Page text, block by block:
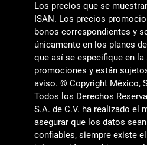
Los precios que se
ISAN. Los precios
bonos correspondientes y
únicamente en los planes
que así se especifique en la
promociones y están
aviso. © Copyright México,
Todos los Derechos
S.A. de C.V. ha realizado el
asegurar que los datos
confiables, siempre existe